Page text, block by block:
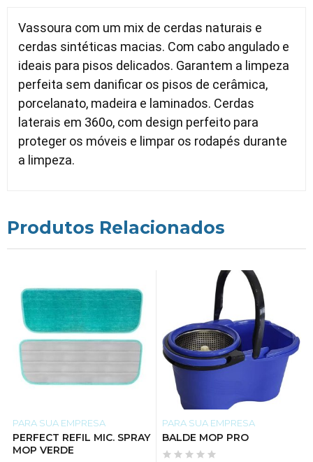
Vassoura com um mix de cerdas naturais e
cerdas sintéticas macias. Com cabo angulado e
ideais para pisos delicados. Garantem a limpeza
perfeita sem danificar os pisos de cerâmica,
porcelanato, madeira e laminados. Cerdas
laterais em 360o, com design perfeito para
proteger os móveis e limpar os rodapés durante
a limpeza.
Produtos Relacionados
PARA SUA EMPRESA
PERFECT REFIL MIC. SPRAY
MOP VERDE
PARA SUA EMPRESA
BALDE MOP PRO